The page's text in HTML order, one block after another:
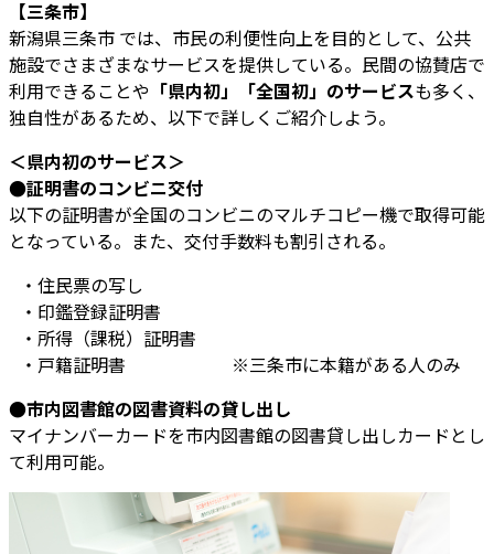
【三条市】
新潟県三条市 では、市民の利便性向上を目的として、公共
施設でさまざまなサービスを提供している。民間の協賛店で
利用できることや 「県内初」「全国初」のサービスも多く、
独自性があるため、以下で詳しくご紹介しよう。
＜県内初のサービス＞
●証明書のコンビニ交付
以下の証明書が全国のコンビニのマルチコピー機で取得可能
となっている。また、交付手数料も割引される。
・住民票の写し
・印鑑登録証明書
・所得（課税）証明書
・戸籍証明書 ※三条市に本籍がある人のみ
●市内図書館の図書資料の貸し出し
マイナンバーカードを市内図書館の図書貸し出しカードとし
て利用可能。